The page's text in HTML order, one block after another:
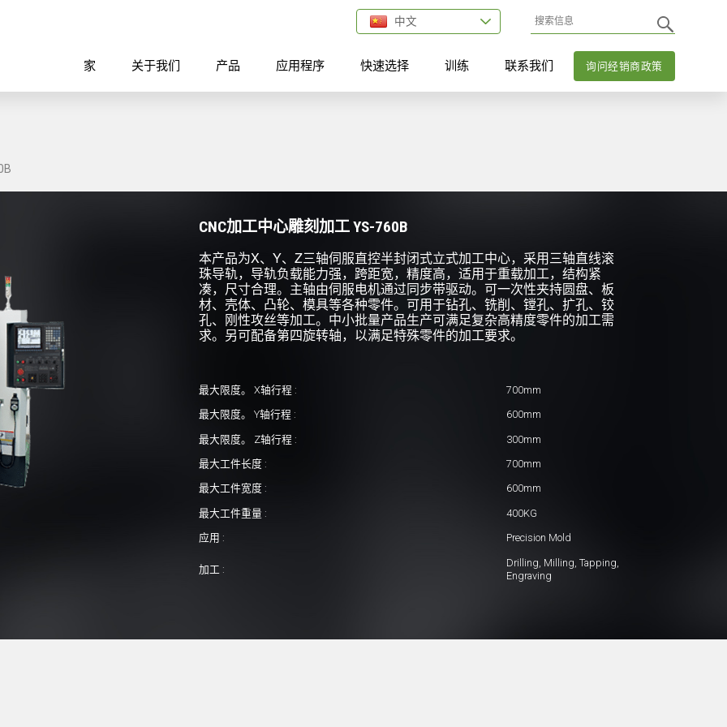
中文
询问经销商政策
家 关于我们 产品 应用程序 快速选择 训练 联系我们
CNC加工中心雕刻加工 YS-760B
本产品为X、Y、Z三轴伺服直控半封闭式立式加工中心，采用三轴直线滚
珠导轨，导轨负载能力强，跨距宽，精度高，适用于重载加工，结构紧
凑，尺寸合理。主轴由伺服电机通过同步带驱动。可一次性夹持圆盘、板
材、壳体、凸轮、模具等各种零件。可用于钻孔、铣削、镗孔、扩孔、铰
孔、刚性攻丝等加工。中小批量产品生产可满足复杂高精度零件的加工需
求。另可配备第四旋转轴，以满足特殊零件的加工要求。
最大限度。 X轴行程 : 700mm
最大限度。 Y轴行程 : 600mm
最大限度。 Z轴行程 : 300mm
最大工件长度 : 700mm
最大工件宽度 : 600mm
最大工件重量 : 400KG
应用 : Precision Mold
加工 :
Drilling, Milling, Tapping,
Engraving